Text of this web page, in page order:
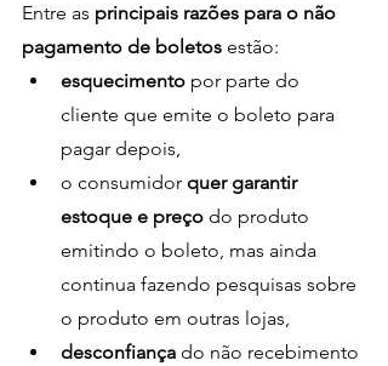
Entre as principais razões para o não
pagamento de boletos estão:
esquecimento por parte do
cliente que emite o boleto para
pagar depois,
o consumidor quer garantir
estoque e preço do produto
emitindo o boleto, mas ainda
continua fazendo pesquisas sobre
o produto em outras lojas,
desconfiança do não recebimento